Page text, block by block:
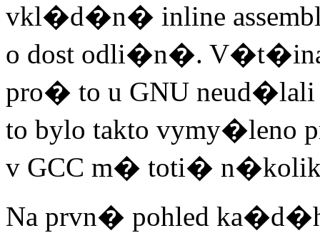
vkl�d�n� inline
o dost odli�n�.
pro� to u GNU
to bylo takto vymy�leno
v GCC m� toti�
Na prvn� pohled